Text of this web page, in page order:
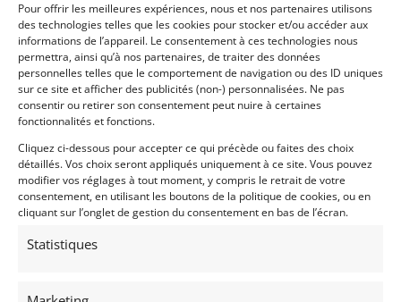
Pour offrir les meilleures expériences, nous et nos partenaires utilisons
des technologies telles que les cookies pour stocker et/ou accéder aux
informations de l’appareil. Le consentement à ces technologies nous
permettra, ainsi qu’à nos partenaires, de traiter des données
personnelles telles que le comportement de navigation ou des ID uniques
sur ce site et afficher des publicités (non-) personnalisées. Ne pas
consentir ou retirer son consentement peut nuire à certaines
fonctionnalités et fonctions.
Cliquez ci-dessous pour accepter ce qui précède ou faites des choix
détaillés. Vos choix seront appliqués uniquement à ce site. Vous pouvez
modifier vos réglages à tout moment, y compris le retrait de votre
consentement, en utilisant les boutons de la politique de cookies, ou en
cliquant sur l’onglet de gestion du consentement en bas de l’écran.
Statistiques
PORSCHE 911 3.2 CABRIOLET G50 (1986)[VENDU]
HUY (BELGIQUE)
20 novembre 2021
1 268 vues
impeccable, immatriculation belge, gros dossiers factures de
remise en état avant la mise en vente.